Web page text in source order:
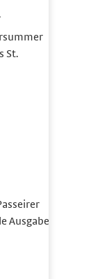
St.
Ausgabe